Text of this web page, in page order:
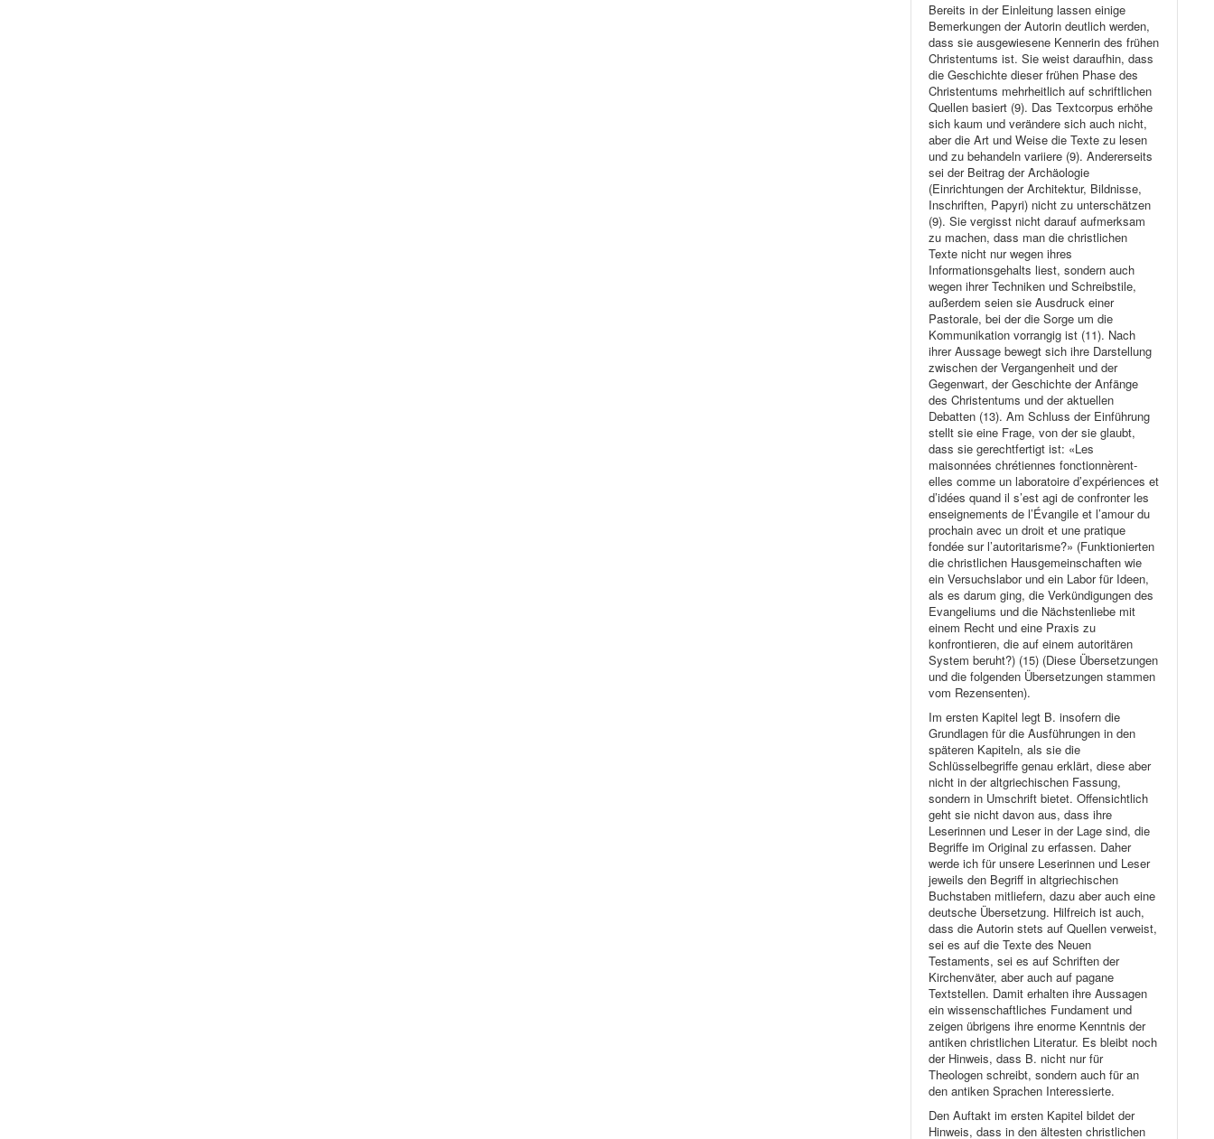
Bereits in der Einleitung lassen einige
Bemerkungen der Autorin deutlich werden,
dass sie ausgewiesene Kennerin des frühen
Christentums ist. Sie weist daraufhin, dass
die Geschichte dieser frühen Phase des
Christentums mehrheitlich auf schriftlichen
Quellen basiert (9). Das Textcorpus erhöhe
sich kaum und verändere sich auch nicht,
aber die Art und Weise die Texte zu lesen
und zu behandeln variiere (9). Andererseits
sei der Beitrag der Archäologie
(Einrichtungen der Architektur, Bildnisse,
Inschriften, Papyri) nicht zu unterschätzen
(9). Sie vergisst nicht darauf aufmerksam
zu machen, dass man die christlichen
Texte nicht nur wegen ihres
Informationsgehalts liest, sondern auch
wegen ihrer Techniken und Schreibstile,
außerdem seien sie Ausdruck einer
Pastorale, bei der die Sorge um die
Kommunikation vorrangig ist (11). Nach
ihrer Aussage bewegt sich ihre Darstellung
zwischen der Vergangenheit und der
Gegenwart, der Geschichte der Anfänge
des Christentums und der aktuellen
Debatten (13). Am Schluss der Einführung
stellt sie eine Frage, von der sie glaubt,
dass sie gerechtfertigt ist: «Les
maisonnées chrétiennes fonctionnèrent-
elles comme un laboratoire d’expériences et
d’idées quand il s’est agi de confronter les
enseignements de l’Évangile et l’amour du
prochain avec un droit et une pratique
fondée sur l’autoritarisme?» (Funktionierten
die christlichen Hausgemeinschaften wie
ein Versuchslabor und ein Labor für Ideen,
als es darum ging, die Verkündigungen des
Evangeliums und die Nächstenliebe mit
einem Recht und eine Praxis zu
konfrontieren, die auf einem autoritären
System beruht?) (15) (Diese Übersetzungen
und die folgenden Übersetzungen stammen
vom Rezensenten).
Im ersten Kapitel legt B. insofern die
Grundlagen für die Ausführungen in den
späteren Kapiteln, als sie die
Schlüsselbegriffe genau erklärt, diese aber
nicht in der altgriechischen Fassung,
sondern in Umschrift bietet. Offensichtlich
geht sie nicht davon aus, dass ihre
Leserinnen und Leser in der Lage sind, die
Begriffe im Original zu erfassen. Daher
werde ich für unsere Leserinnen und Leser
jeweils den Begriff in altgriechischen
Buchstaben mitliefern, dazu aber auch eine
deutsche Übersetzung. Hilfreich ist auch,
dass die Autorin stets auf Quellen verweist,
sei es auf die Texte des Neuen
Testaments, sei es auf Schriften der
Kirchenväter, aber auch auf pagane
Textstellen. Damit erhalten ihre Aussagen
ein wissenschaftliches Fundament und
zeigen übrigens ihre enorme Kenntnis der
antiken christlichen Literatur. Es bleibt noch
der Hinweis, dass B. nicht nur für
Theologen schreibt, sondern auch für an
den antiken Sprachen Interessierte.
Den Auftakt im ersten Kapitel bildet der
Hinweis, dass in den ältesten christlichen